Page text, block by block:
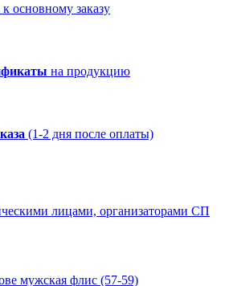
к основному заказу
на продукцию
(1-2 дня после оплаты)
лицами, организаторами СП